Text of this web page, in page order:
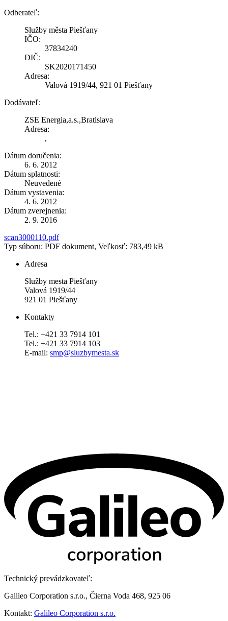
Odberateľ:
Služby města Piešťany
IČO:
37834240
DIČ:
SK2020171450
Adresa:
Valová 1919/44, 921 01 Piešťany
Dodávateľ:
ZSE Energia,a.s.,Bratislava
Adresa:
,
Dátum doručenia:
6. 6. 2012
Dátum splatnosti:
Neuvedené
Dátum vystavenia:
4. 6. 2012
Dátum zverejnenia:
2. 9. 2016
scan3000110.pdf
Typ súboru: PDF dokument, Veľkosť: 783,49 kB
Adresa
Služby mesta Piešťany
Valová 1919/44
921 01 Piešťany
Kontakty
Tel.: +421 33 7914 101
Tel.: +421 33 7914 103
E-mail: smp@sluzbymesta.sk
Technický prevádzkovateľ:
Galileo Corporation s.r.o., Čierna Voda 468, 925 06
Kontakt: Galileo Corporation s.r.o.